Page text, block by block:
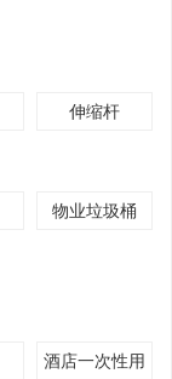
伸缩杆
物业垃圾桶
酒店一次性用